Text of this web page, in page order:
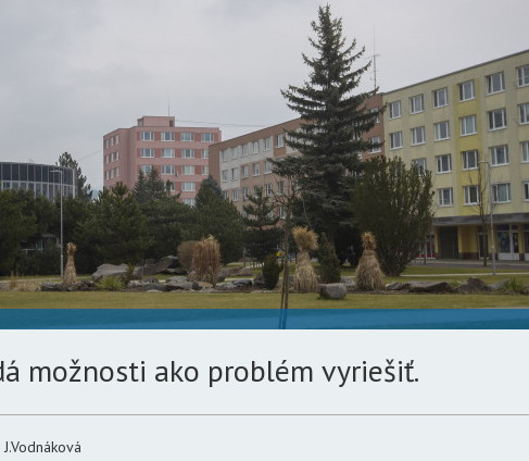
možnosti ako problém vyriešiť.
J.Vodnáková